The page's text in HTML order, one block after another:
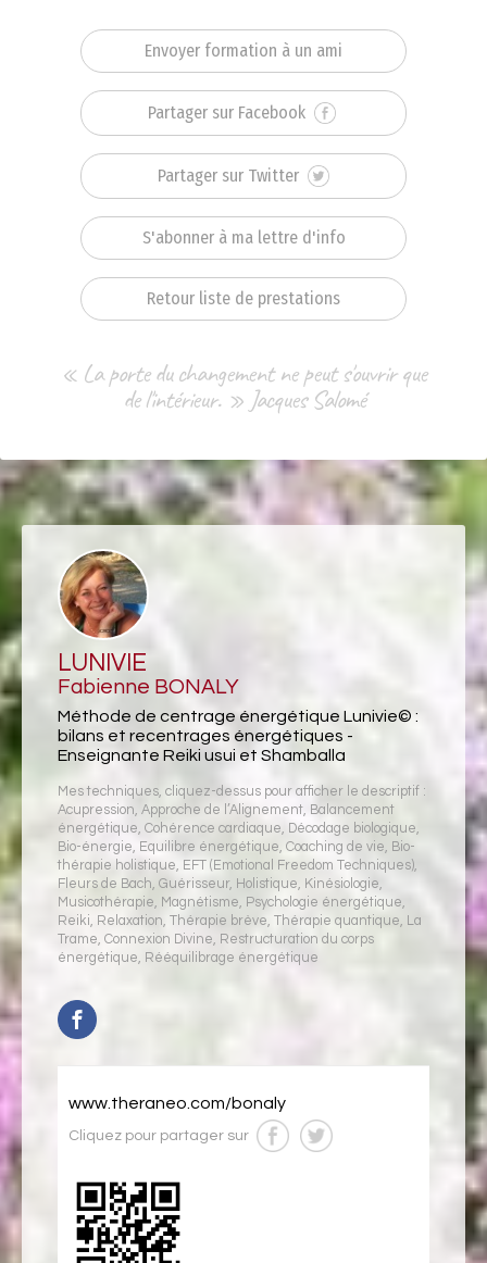
Envoyer formation à un ami
Partager sur Facebook
Partager sur Twitter
S'abonner à ma lettre d'info
Retour liste de prestations
« La porte du changement ne peut s'ouvrir que
de l'intérieur. » Jacques Salomé
LUNIVIE
Fabienne BONALY
Méthode de centrage énergétique Lunivie© :
bilans et recentrages énergétiques -
Enseignante Reiki usui et Shamballa
Mes techniques, cliquez-dessus pour afficher le descriptif :
Acupression, Approche de l’Alignement, Balancement
énergétique, Cohérence cardiaque, Décodage biologique,
Bio-énergie, Equilibre énergétique, Coaching de vie, Bio-
thérapie holistique, EFT (Emotional Freedom Techniques),
Fleurs de Bach, Guérisseur, Holistique, Kinésiologie,
Musicothérapie, Magnétisme, Psychologie énergétique,
Reiki, Relaxation, Thérapie brève, Thérapie quantique, La
Trame, Connexion Divine, Restructuration du corps
énergétique, Rééquilibrage énergétique
www.theraneo.com/bonaly
Cliquez pour partager sur